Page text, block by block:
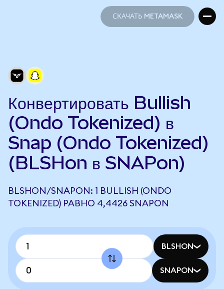
СКАЧАТЬ METAMASK
Конвертировать Bullish
(Ondo Tokenized) в
Snap (Ondo Tokenized)
(BLSHon в SNAPon)
BLSHON/SNAPON: 1 BULLISH (ONDO
TOKENIZED) РАВНО 4,4426 SNAPON
BLSHON
SNAPON